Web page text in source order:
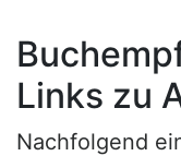
Links zu
Nachfolgend